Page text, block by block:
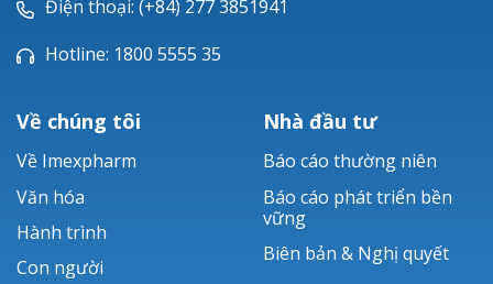
Zobacta®
Bacsulfo®
Điện thoại: (+84) 277 3851941
Hotline: 1800 5555 35
Về chúng tôi
Về Imexpharm
Văn hóa
Hành trình
Con người
Nhà đầu tư
Báo cáo thường niên
Báo cáo phát triển bền
vững
Biên bản & Nghị quyết